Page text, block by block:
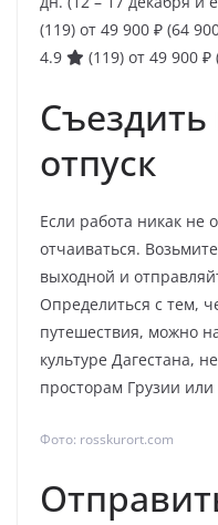
(119) от 49 900 ₽ (64
4.9
(119) от 49 900 ₽
отпуск
Если работа никак не
отчаиваться.
выходной и
Определиться с тем,
путешествия, можно
культуре Дагестана,
просторам Грузии
Фото: rosskurort.com